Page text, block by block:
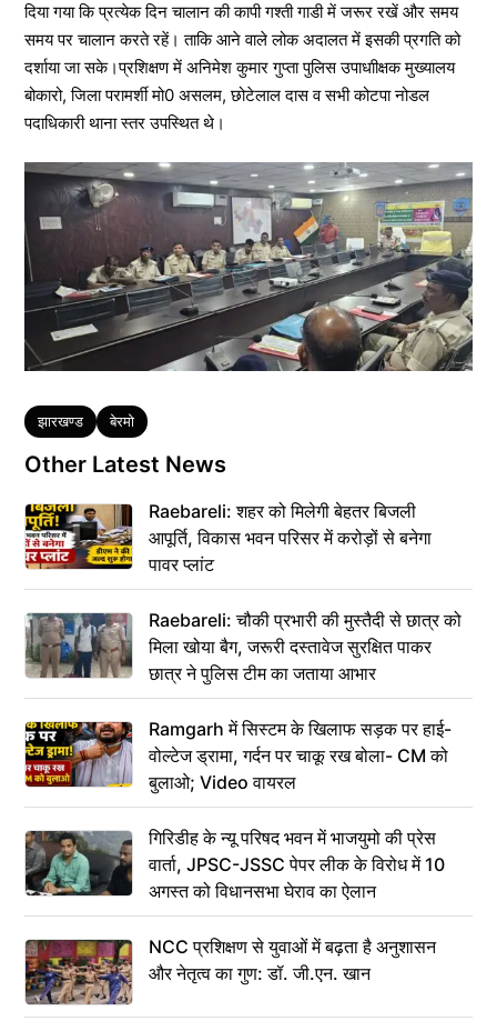
दिया गया कि प्रत्येक दिन चालान की कापी गश्ती गाडी में जरूर रखें और समय
समय पर चालान करते रहें। ताकि आने वाले लोक अदालत में इसकी प्रगति को
दर्शाया जा सके।प्रशिक्षण में अनिमेश कुमार गुप्ता पुलिस उपाधाीक्षक मुख्यालय
बोकारो, जिला परामर्शी मो0 असलम, छोटेलाल दास व सभी कोटपा नोडल
पदाधिकारी थाना स्तर उपस्थित थे।
Tags
झारखण्ड बेरमो
Other Latest News
Raebareli: शहर को मिलेगी बेहतर बिजली
आपूर्ति, विकास भवन परिसर में करोड़ों से बनेगा
पावर प्लांट
Raebareli: चौकी प्रभारी की मुस्तैदी से छात्र को
मिला खोया बैग, जरूरी दस्तावेज सुरक्षित पाकर
छात्र ने पुलिस टीम का जताया आभार
Ramgarh में सिस्टम के खिलाफ सड़क पर हाई-
वोल्टेज ड्रामा, गर्दन पर चाकू रख बोला- CM को
बुलाओ; Video वायरल
गिरिडीह के न्यू परिषद भवन में भाजयुमो की प्रेस
वार्ता, JPSC-JSSC पेपर लीक के विरोध में 10
अगस्त को विधानसभा घेराव का ऐलान
NCC प्रशिक्षण से युवाओं में बढ़ता है अनुशासन
और नेतृत्व का गुण: डॉ. जी.एन. खान